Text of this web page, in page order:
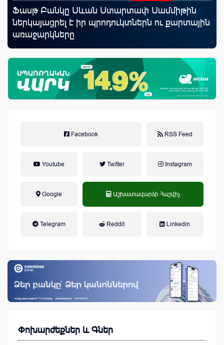
Ֆասթ Բանկը Սևան Ստարտափ Սամմիթին
ներկայացրել է իր պրոդուկտներն ու քարտային
առաջարկները
Facebook RSS Feed
Youtube Twitter Instagram
Google Աշխատավարձի Հաշվիչ
Telegram Reddit Linkedin
Փոխարժեքներ և Գներ